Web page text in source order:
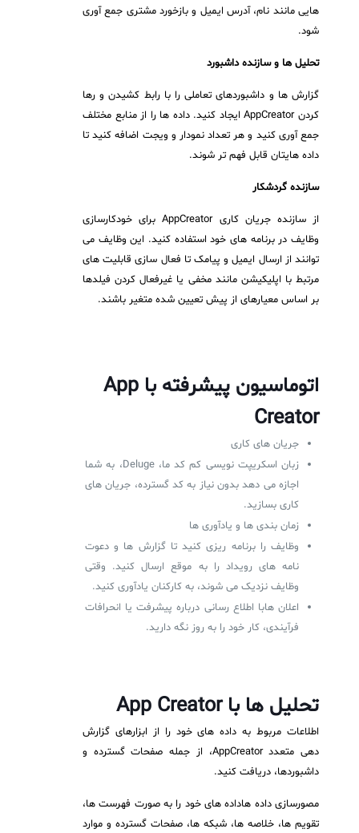
هایی مانند نام، آدرس ایمیل و بازخورد مشتری جمع آوری
شود.
تحلیل ها و سازنده داشبورد
گزارش ها و داشبوردهای تعاملی را با رابط کشیدن و رها
کردن AppCreator ایجاد کنید. داده ها را از منابع مختلف
جمع آوری کنید و هر تعداد نمودار و ویجت اضافه کنید تا
داده هایتان قابل فهم تر شوند.
سازنده گردشکار
از سازنده جریان کاری AppCreator برای خودکارسازی
وظایف در برنامه های خود استفاده کنید. این وظایف می
توانند از ارسال ایمیل و پیامک تا فعال سازی قابلیت های
مرتبط با اپلیکیشن مانند مخفی یا غیرفعال کردن فیلدها
بر اساس معیارهای از پیش تعیین شده متغیر باشند.
اتوماسیون پیشرفته با App
Creator
جریان های کاری
زبان اسکریپت نویسی کم کد ما، Deluge، به شما
اجازه می دهد بدون نیاز به کد گسترده، جریان های
کاری بسازید.
زمان بندی ها و یادآوری ها
وظایف را برنامه ریزی کنید تا گزارش ها و دعوت
نامه های رویداد را به موقع ارسال کنید. وقتی
وظایف نزدیک می شوند، به کارکنان یادآوری کنید.
اعلان هابا اطلاع رسانی درباره پیشرفت یا انحرافات
فرآیندی، کار خود را به روز نگه دارید.
تحلیل ها باApp Creator
اطلاعات مربوط به داده های خود را از ابزارهای گزارش
دهی متعدد AppCreator، از جمله صفحات گسترده و
داشبوردها، دریافت کنید.
مصورسازی داده هاداده های خود را به صورت فهرست ها،
تقویم ها، خلاصه ها، شبکه ها، صفحات گسترده و موارد